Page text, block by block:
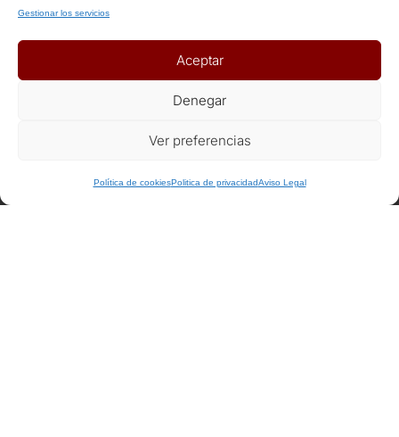
Gestionar los servicios
Aceptar
Denegar
Ver preferencias
Política de cookiesPolitica de privacidadAviso Legal
ENLACES DE INTERÉS
Recomendaciones de viaje del Ministerio de Exterior